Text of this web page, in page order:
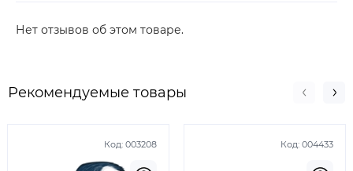
Нет отзывов об этом товаре.
Рекомендуемые товары
Код: 003208 Код: 004433